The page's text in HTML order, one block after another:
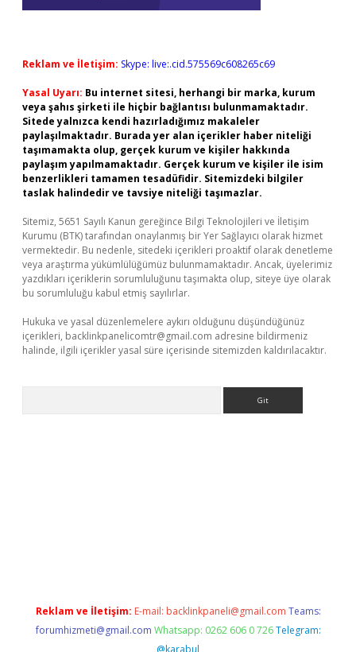
Reklam ve İletişim: Skype: live:.cid.575569c608265c69
Yasal Uyarı: Bu internet sitesi, herhangi bir marka, kurum
veya şahıs şirketi ile hiçbir bağlantısı bulunmamaktadır.
Sitede yalnızca kendi hazırladığımız makaleler
paylaşılmaktadır. Burada yer alan içerikler haber niteliği
taşımamakta olup, gerçek kurum ve kişiler hakkında
paylaşım yapılmamaktadır. Gerçek kurum ve kişiler ile isim
benzerlikleri tamamen tesadüfidir. Sitemizdeki bilgiler
taslak halindedir ve tavsiye niteliği taşımazlar.
Sitemiz, 5651 Sayılı Kanun gereğince Bilgi Teknolojileri ve İletişim
Kurumu (BTK) tarafından onaylanmış bir Yer Sağlayıcı olarak hizmet
vermektedir. Bu nedenle, sitedeki içerikleri proaktif olarak denetleme
veya araştırma yükümlülüğümüz bulunmamaktadır. Ancak, üyelerimiz
yazdıkları içeriklerin sorumluluğunu taşımakta olup, siteye üye olarak
bu sorumluluğu kabul etmiş sayılırlar.
Hukuka ve yasal düzenlemelere aykırı olduğunu düşündüğünüz
içerikleri, backlinkpanelicomtr@gmail.com adresine bildirmeniz
halinde, ilgili içerikler yasal süre içerisinde sitemizden kaldırılacaktır.
Reklam ve İletişim: E-mail: backlinkpaneli@gmail.com Teams:
forumhizmeti@gmail.com Whatsapp: 0262 606 0 726 Telegram:
@karabul